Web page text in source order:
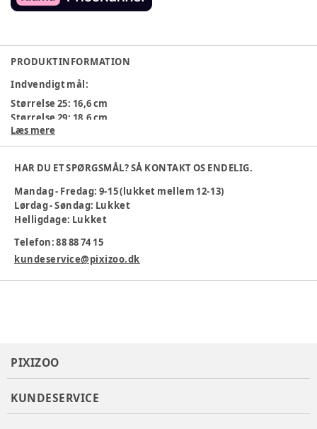
PRODUKTINFORMATION
Indvendigt mål:
Størrelse 25: 16,6 cm
Størrelse 29: 18,6 cm
Størrelse 30: 19,3 cm
Køn:Pige
Materialesammensætning
Læs mere
HAR DU ET SPØRGSMÅL? SÅ KONTAKT OS ENDELIG.
Mandag - Fredag: 9-15 (lukket mellem 12-13)
Lørdag - Søndag: Lukket
Helligdage: Lukket
Telefon: 88 88 74 15
kundeservice@pixizoo.dk
PIXIZOO
KUNDESERVICE